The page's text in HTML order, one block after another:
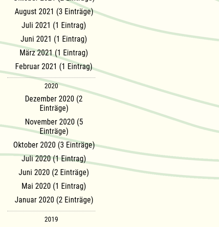
August 2021 (3 Einträge)
Juli 2021 (1 Eintrag)
Juni 2021 (1 Eintrag)
März 2021 (1 Eintrag)
Februar 2021 (1 Eintrag)
2020
Dezember 2020 (2
Einträge)
November 2020 (5
Einträge)
Oktober 2020 (3 Einträge)
Juli 2020 (1 Eintrag)
Juni 2020 (2 Einträge)
Mai 2020 (1 Eintrag)
Januar 2020 (2 Einträge)
2019